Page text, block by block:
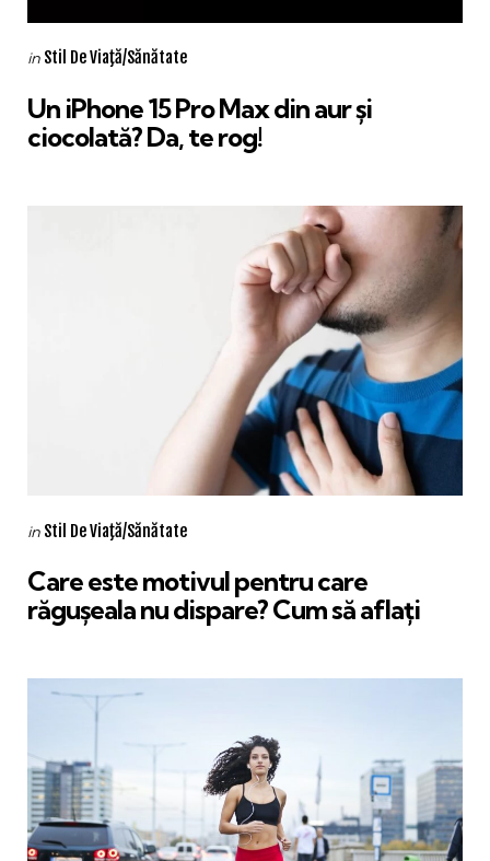
Categories
Posted
in Stil De Viaţă/Sănătate
Un iPhone 15 Pro Max din aur și
ciocolată? Da, te rog!
Categories
Posted
in Stil De Viaţă/Sănătate
Care este motivul pentru care
răgușeala nu dispare? Cum să aflați